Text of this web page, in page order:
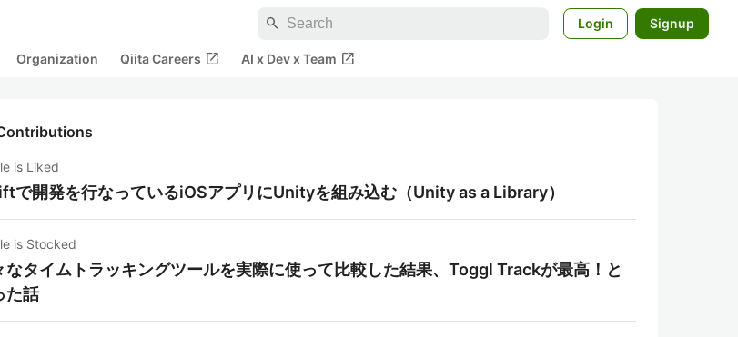
search Login Signup
Organization Qiita Careers open_in_new AI x Dev x Team open_in_new
is Liked
で開発を行なっているiOSアプリにUnityを組み込む（Unity as a Library）
is Stocked
なタイムトラッキングツールを実際に使って比較した結果、Toggl Trackが最高！と
た話